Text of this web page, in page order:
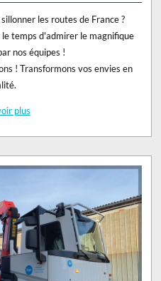
les routes de France ?
temps d'admirer le magnifique
nos équipes !
! Transformons vos envies en
plus